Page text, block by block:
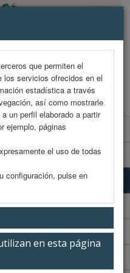
que permiten el
los servicios ofrecidos en el
estadística a través
así como mostrarle
un perfil elaborado a partir
ejemplo, páginas
el uso de todas
configuración, pulse en
en esta página